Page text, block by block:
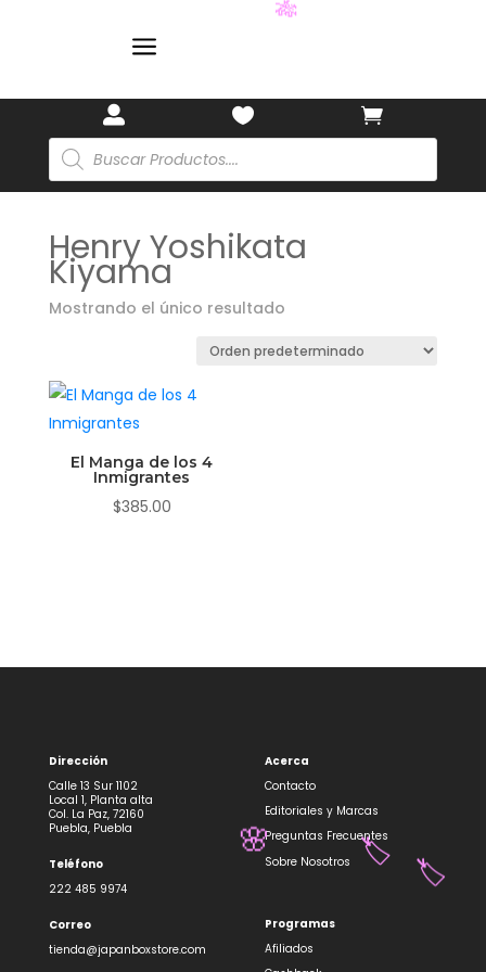
a
 

Búsqueda
de
productos
Henry Yoshikata
Kiyama
Mostrando el único resultado
El Manga de los 4
Inmigrantes
$385.00
Dirección
Calle 13 Sur 1102
Local 1, Planta alta
Col. La Paz, 72160
Puebla, Puebla
Teléfono
222 485 9974
Correo
tienda@japanboxstore.com
Acerca
Contacto
Editoriales y Marcas
Preguntas Frecuentes
Sobre Nosotros
Programas
Afiliados
🏷️
🌸
🏷️